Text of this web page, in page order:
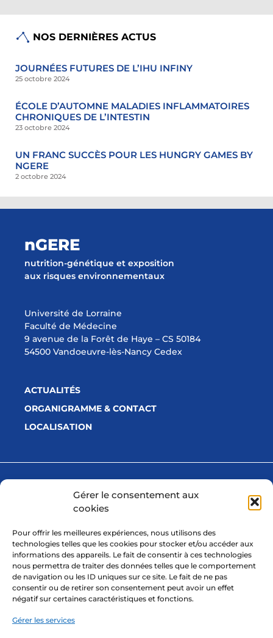
Gérer le consentement aux
cookies
Pour offrir les meilleures expériences, nous utilisons des
technologies telles que les cookies pour stocker et/ou accéder aux
informations des appareils. Le fait de consentir à ces technologies
nous permettra de traiter des données telles que le comportement
de navigation ou les ID uniques sur ce site. Le fait de ne pas
consentir ou de retirer son consentement peut avoir un effet
négatif sur certaines caractéristiques et fonctions.
Gérer les services
NOS DERNIÈRES ACTUS
JOURNÉES FUTURES DE L’IHU INFINY
25 octobre 2024
ÉCOLE D’AUTOMNE MALADIES INFLAMMATOIRES
CHRONIQUES DE L’INTESTIN
23 octobre 2024
UN FRANC SUCCÈS POUR LES HUNGRY GAMES BY
NGERE
2 octobre 2024
nGERE
nutrition-génétique et exposition
aux risques environnementaux
Université de Lorraine
Faculté de Médecine
9 avenue de la Forêt de Haye – CS 50184
54500 Vandoeuvre-lès-Nancy Cedex
ACTUALITÉS
ORGANIGRAMME & CONTACT
LOCALISATION